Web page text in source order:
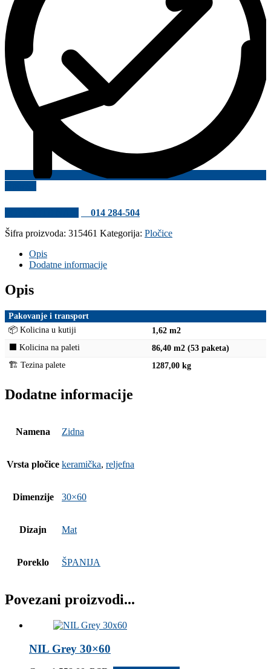
014 284-504
Šifra proizvoda: 315461 Kategorija: Pločice
Opis
Dodatne informacije
Opis
Pakovanje i transport
📦 Kolicina u kutiji
1,62 m2
⬛ Kolicina na paleti
86,40 m2 (53 paketa)
🏗 Tezina palete
1287,00 kg
Dodatne informacije
Namena Zidna
Vrsta pločice keramička, reljefna
Dimenzije 30×60
Dizajn Mat
Poreklo ŠPANIJA
Povezani proizvodi...
NIL Grey 30×60